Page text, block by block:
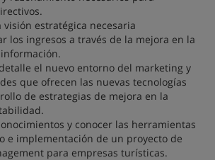
visión estratégica necesaria
los ingresos a través de la mejora en la
el nuevo entorno del marketing y
que ofrecen las nuevas tecnologías
de estrategias de mejora en la
y conocer las herramientas
e implementación de un proyecto de
para empresas turísticas.